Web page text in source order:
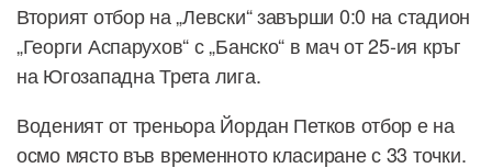
Вторият отбор на „Левски“ завърши 0:0 на стадион
„Георги Аспарухов“ с „Банско“ в мач от 25-ия кръг
на Югозападна Трета лига.
Воденият от треньора Йордан Петков отбор е на
осмо място във временното класиране с 33 точки.